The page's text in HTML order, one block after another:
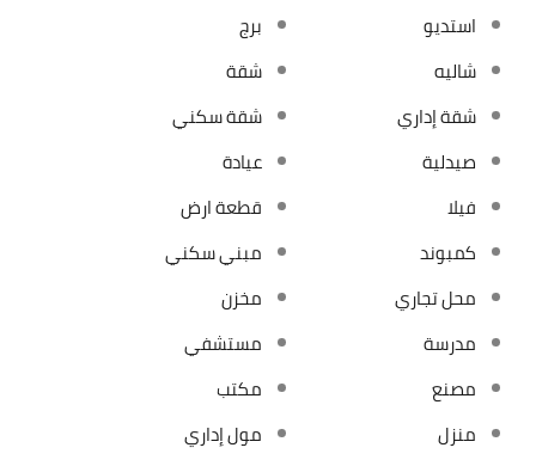
استديو
برج
شاليه
شقة
شقة إداري
شقة سكني
صيدلية
عيادة
فيلا
قطعة ارض
كمبوند
مبني سكني
محل تجاري
مخزن
مدرسة
مستشفي
مصنع
مكتب
منزل
مول إداري